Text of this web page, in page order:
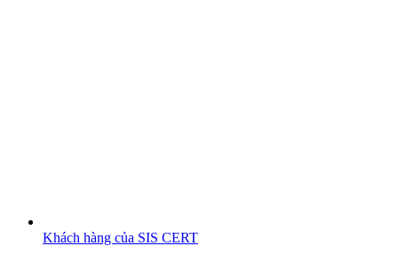
Khách hàng của SIS CERT